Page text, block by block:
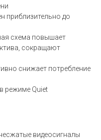
приблизительно до
схема повышает
сокращают
снижает потребление
режиме Quiet
видеосигналы